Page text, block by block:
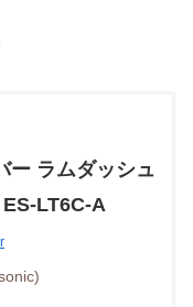
ー ラムダッシュ
LT6C-A